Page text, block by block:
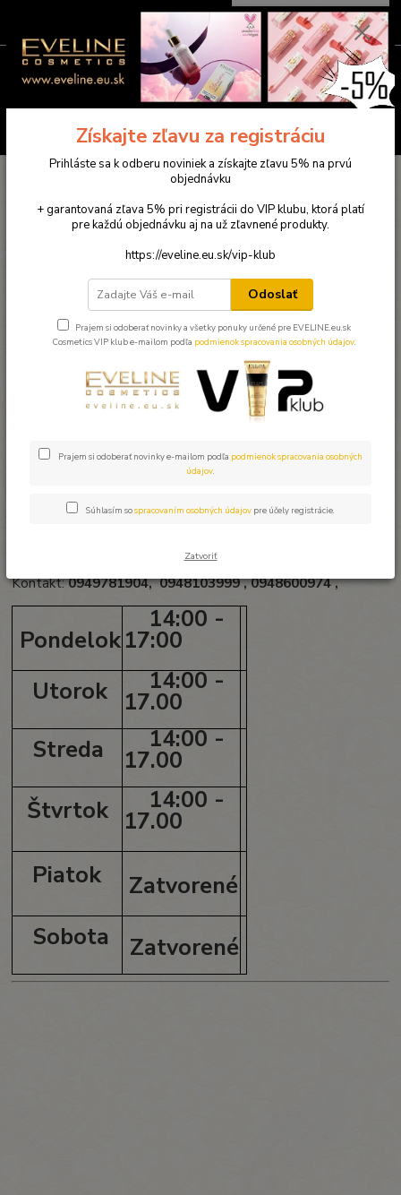
Menu
0ks
za 0,00 €
KONTAKT - otváracie hodiny
Sídlo spoločnosti:
KASKA SK s.r.o.
0948 600 974 , 0949 781 904
eveline.eu.sk@gmail.com
kaska.kosice@gmail.com
IČO: 47479931
DIČ: 2023920734
Osobný odber
Ostravská 6 -
Košice
Kontakt:0949781904,0948103999 , 0948600974 ,
Pondelok
14:00 -
17:00
Utorok 14:00 -
17.00
Streda
14:00 -
17.00
Štvrtok
14:00 -
17.00
Piatok
Zatvorené
Sobota
Zatvorené
Získajte zľavu za registráciu
Prihláste sa k odberu noviniek a získajte zľavu 5% na prvú
objednávku
+ garantovaná zľava 5% pri registrácii do VIP klubu, ktorá platí
pre každú objednávku aj na už zľavnené produkty.
https://eveline.eu.sk/vip-klub
Odoslať
Prajem si odoberať novinky a všetky ponuky určené pre EVELINE.eu.sk
Cosmetics VIP klub e-mailom podľa podmienok spracovania osobných údajov.
Prajem si odoberať novinky e-mailom podľa podmienok spracovania osobných
údajov.
Súhlasím sospracovaním osobných údajov pre účely registrácie.
Zatvoriť